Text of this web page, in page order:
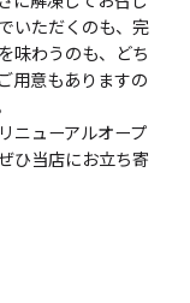
いただくのも、完
味わうのも、どち
用意もありますの
ニューアルオープ
ひ当店にお立ち寄